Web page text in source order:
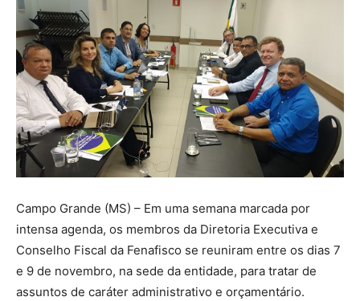
Campo Grande (MS) – Em uma semana marcada por
intensa agenda, os membros da Diretoria Executiva e
Conselho Fiscal da Fenafisco se reuniram entre os dias 7
e 9 de novembro, na sede da entidade, para tratar de
assuntos de caráter administrativo e orçamentário.